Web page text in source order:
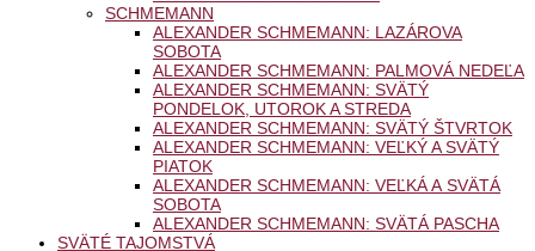
SCHMEMANN
ALEXANDER SCHMEMANN: LAZÁROVA
SOBOTA
ALEXANDER SCHMEMANN: PALMOVÁ NEDEĽA
ALEXANDER SCHMEMANN: SVÄTÝ
PONDELOK, UTOROK A STREDA
ALEXANDER SCHMEMANN: SVÄTÝ ŠTVRTOK
ALEXANDER SCHMEMANN: VEĽKÝ A SVÄTÝ
PIATOK
ALEXANDER SCHMEMANN: VEĽKÁ A SVÄTÁ
SOBOTA
ALEXANDER SCHMEMANN: SVÄTÁ PASCHA
SVÄTÉ TAJOMSTVÁ